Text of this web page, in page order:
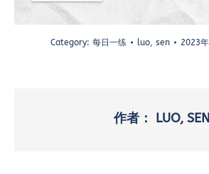
Category: 每日一练 luo, sen 2023
作者： LUO, SEN